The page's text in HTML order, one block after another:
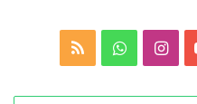
‫YouTubeانستقرامواتسابملخص